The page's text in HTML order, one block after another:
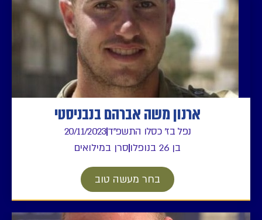
ארנון משה אברהם בנבניסטי
נפל בז' כסלו התשפ"ד20/11/2023
בן 26 בנופלו
סרן במילואים
בחר מעשה טוב